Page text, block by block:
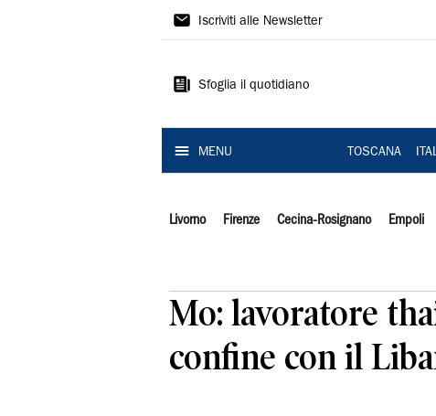
Il
Iscriviti alle Newsletter
Sfoglia il quotidiano
MENU TOSCANA
Livorno Firenze Cecina-Rosignano Empoli
Mo: lavoratore
confine con il